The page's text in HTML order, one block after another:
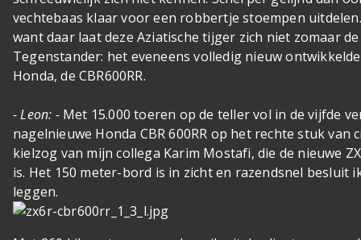
vechtebaas klaar voor een robbertje stoempen
want daar laat deze Aziatische tijger zich niet zomaar
Tegenstander: het eveneens volledig nieuw
Honda, de CBR600RR.
- Leon: - Met 15.000 toeren op de teller vol in de vijfde
nagelnieuwe Honda CBR 600RR op het rechte stuk
kielzog van mijn collega Karim Mostafi, die de nieuwe
is. Het 150 meter-bord is in zicht en razendsnel besluit
leggen.